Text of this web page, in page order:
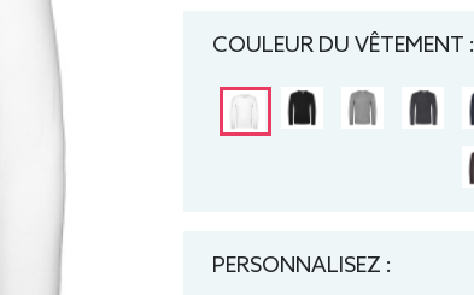
COULEUR DU VÊTEMENT :
PERSONNALISEZ :